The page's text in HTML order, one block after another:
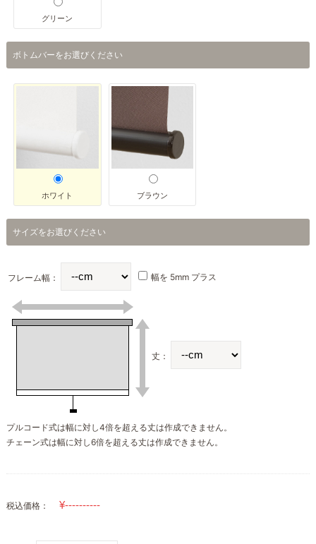
グリーン
ボトムバーをお選びください
ホワイト ブラウン
サイズをお選びください
フレーム幅： 幅を 5mm プラス
丈：
プルコード式は幅に対し4倍を超える丈は作成できません。
チェーン式は幅に対し6倍を超える丈は作成できません。
税込価格：